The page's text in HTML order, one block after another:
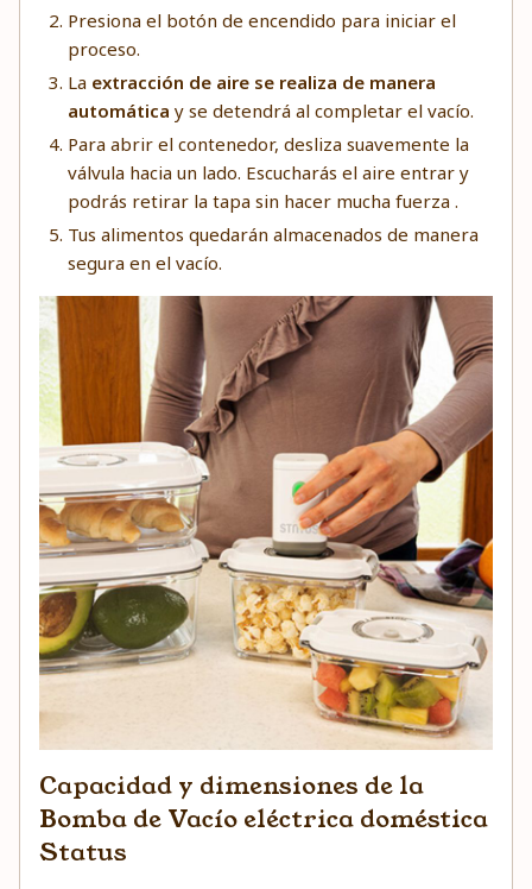
Presiona el botón de encendido para iniciar el
proceso.
La extracción de aire se realiza de manera
automática y se detendrá al completar el vacío.
Para abrir el contenedor, desliza suavemente la
válvula hacia un lado. Escucharás el aire entrar y
podrás retirar la tapa sin hacer mucha fuerza .
Tus alimentos quedarán almacenados de manera
segura en el vacío.
Capacidad y dimensiones de la
Bomba de Vacío eléctrica doméstica
Status